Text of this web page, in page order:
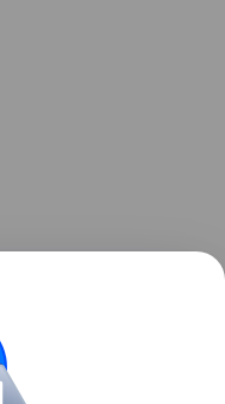
бизнеса
за понятием
и как им